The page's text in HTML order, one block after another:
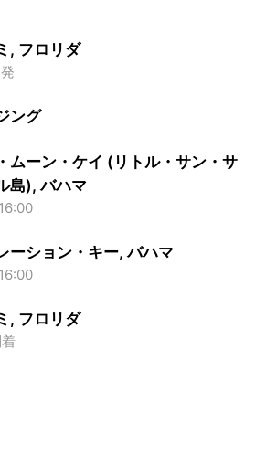
, フロリダ
ング
ムーン・ケイ (リトル・サン・サ
島), バハマ
ーション・キー, バハマ
, フロリダ